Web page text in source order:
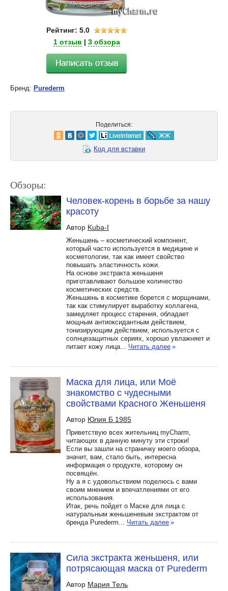
Рейтинг: 5.0
1 отзыв | 3 обзора
Бренд: Purederm
Поделиться:
Код для вставки
Обзоры:
Человек-корень в борьбе за нашу
красоту
Автор Kuba-I
Женьшень – косметический компонент,
который часто используется в медицине и
косметологии, так как имеет свойство
повышать эластичность кожи.
На основе экстракта женьшеня
приготавливают большое количество
косметических средств.
Женьшень в косметике борется с морщинами,
так как стимулирует выработку коллагена,
замедляет процесс старения, обладает
мощным антиоксидантным действием,
тонизирующим действием, используется с
солнцезащитных сериях, хорошо увлажняет и
питает кожу лица... Читать далее »
Маска для лица, или Моё
знакомство с чудесными
свойствами Красного Женьшеня
Автор Юлия Б 1985
Приветствую всех жительниц myCharm,
читающих в данную минуту эти строки!
Если вы зашли на страничку моего обзора,
значит, вам, стало быть, интересна
информация о продукте, которому он
посвящён.
Ну а я с удовольствием поделюсь с вами
своим мнением и впечатлениями от его
использования.
Итак, речь пойдет о Маске для лица с
натуральным женьшеневым экстрактом от
бренда Purederm... Читать далее »
Сила экстракта женьшеня, или
потрясающая маска от Purederm
Автор Мария Тель